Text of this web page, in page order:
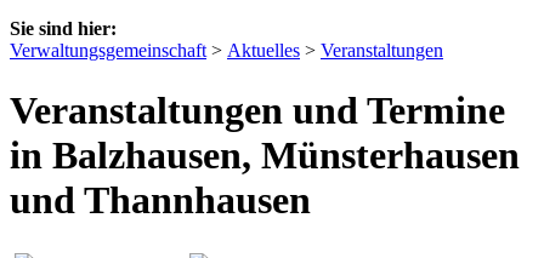
Sie sind hier:
Verwaltungsgemeinschaft > Aktuelles > Veranstaltungen
Veranstaltungen und Termine
in Balzhausen, Münsterhausen
und Thannhausen